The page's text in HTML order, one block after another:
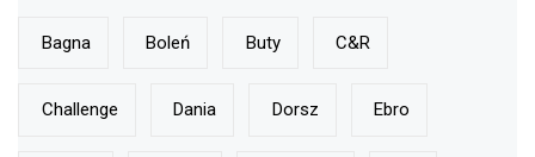
Bagna Boleń Buty C&r
Challenge Dania Dorsz Ebro